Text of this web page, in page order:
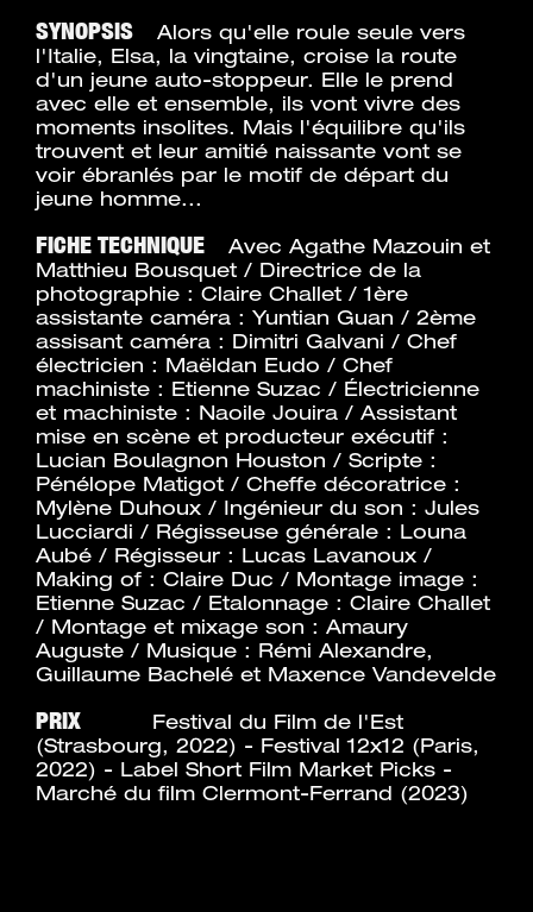
SYNOPSIS
Alors qu'elle roule seule vers
l'Italie, Elsa, la vingtaine, croise la route
d'un jeune auto-stoppeur. Elle le prend
avec elle et ensemble, ils vont vivre des
moments insolites. Mais l'équilibre qu'ils
trouvent et leur amitié naissante vont se
voir ébranlés par le motif de départ du
jeune homme...
FICHE TECHNIQUE
Avec Agathe Mazouin et
Matthieu Bousquet / Directrice de la
photographie : Claire Challet / 1ère
assistante caméra : Yuntian Guan / 2ème
assisant caméra : Dimitri Galvani / Chef
électricien : Maëldan Eudo / Chef
machiniste : Etienne Suzac / Électricienne
et machiniste : Naoile Jouira / Assistant
mise en scène et producteur exécutif :
Lucian Boulagnon Houston / Scripte :
Pénélope Matigot / Cheffe décoratrice :
Mylène Duhoux / Ingénieur du son : Jules
Lucciardi / Régisseuse générale : Louna
Aubé / Régisseur : Lucas Lavanoux /
Making of : Claire Duc / Montage image :
Etienne Suzac / Etalonnage : Claire Challet
/ Montage et mixage son : Amaury
Auguste / Musique : Rémi Alexandre,
Guillaume Bachelé et Maxence Vandevelde
PRIX
Festival du Film de l'Est
(Strasbourg, 2022) - Festival 12x12 (Paris,
2022) - Label Short Film Market Picks -
Marché du film Clermont-Ferrand (2023)